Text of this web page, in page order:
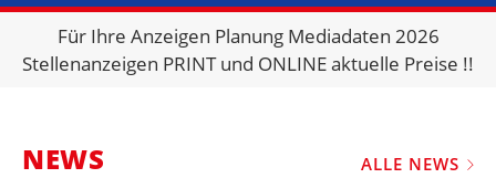
BRANCHENLINKS
VERMIETER
Für Ihre Anzeigen Planung Mediadaten 2026
Stellenanzeigen PRINT und ONLINE aktuelle Preise !!
NEWS ALLE NEWS